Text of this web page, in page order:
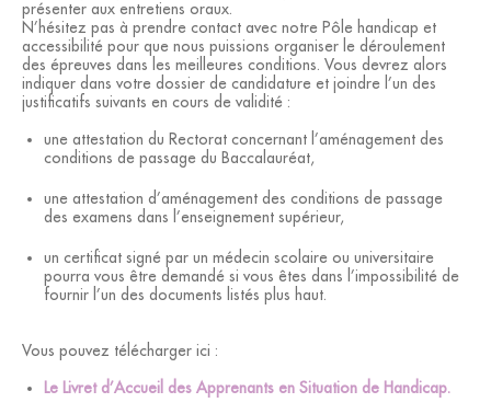
présenter aux entretiens oraux.
N’hésitez pas à prendre contact avec notre Pôle handicap et
accessibilité pour que nous puissions organiser le déroulement
des épreuves dans les meilleures conditions. Vous devrez alors
indiquer dans votre dossier de candidature et joindre l’un des
justificatifs suivants en cours de validité :
une attestation du Rectorat concernant l’aménagement des
conditions de passage du Baccalauréat,
une attestation d’aménagement des conditions de passage
des examens dans l’enseignement supérieur,
un certificat signé par un médecin scolaire ou universitaire
pourra vous être demandé si vous êtes dans l’impossibilité de
fournir l’un des documents listés plus haut.
Vous pouvez télécharger ici :
Le Livret d’Accueil des Apprenants en Situation de Handicap.